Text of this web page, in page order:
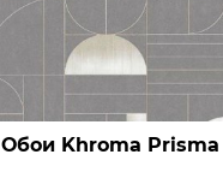
Обои Khroma Prisma